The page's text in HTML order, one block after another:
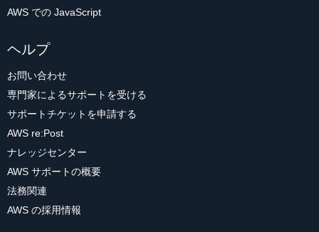
AWS での JavaScript
ヘルプ
お問い合わせ
専門家によるサポートを受ける
サポートチケットを申請する
AWS re:Post
ナレッジセンター
AWS サポートの概要
法務関連
AWS の採用情報